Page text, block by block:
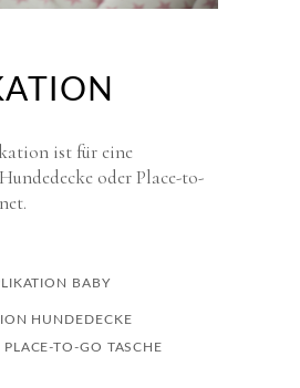
ist für eine
oder Place-to-
BABY
HUNDEDECKE
PLACE-TO-GO TASCHE